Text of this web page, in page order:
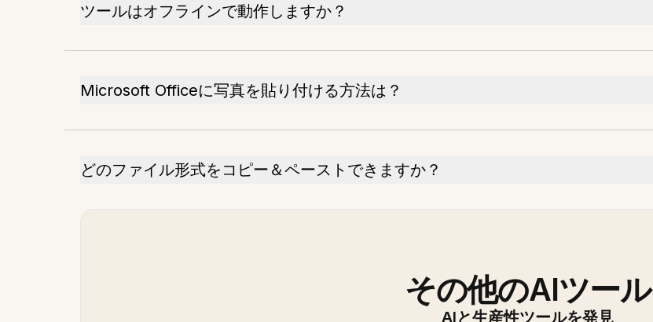
ツールはオフラインで動作しますか？
Microsoft Officeに写真を貼り付ける方法は？
どのファイル形式をコピー＆ペーストできますか？
その他のAIツール
AIと生産性ツールを発見